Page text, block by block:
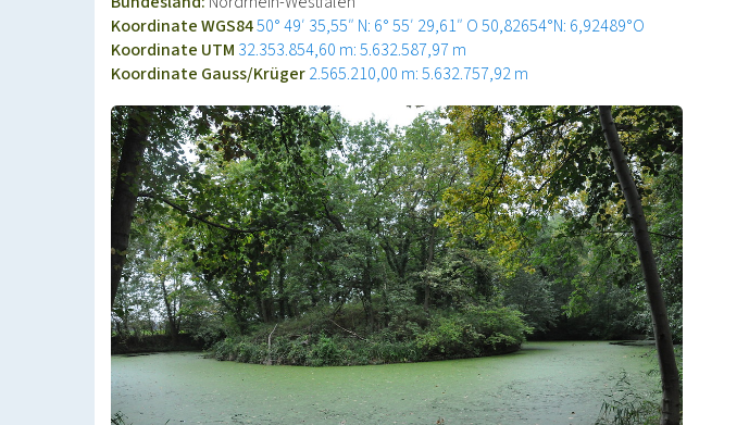
Koordinate WGS8450° 49′ 35,55″ N: 6° 55′ 29,61″ O50,82654°N: 6,92489°O
Koordinate UTM 32.353.854,60 m: 5.632.587,97 m
Koordinate Gauss/Krüger2.565.210,00 m: 5.632.757,92 m